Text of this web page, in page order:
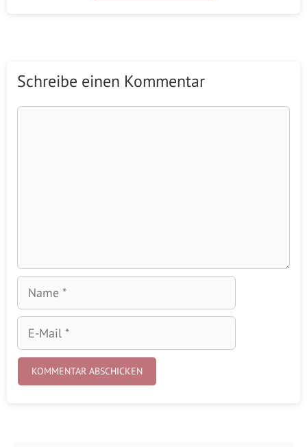
Schreibe einen Kommentar
Name
Mail